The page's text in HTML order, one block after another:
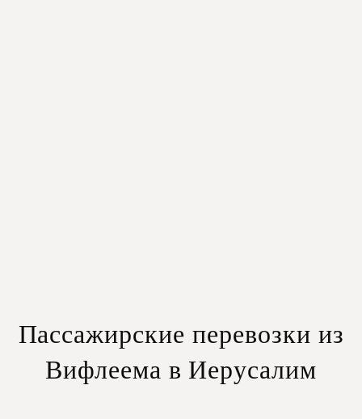
Пассажирские перевозки из
Вифлеема в Иерусалим